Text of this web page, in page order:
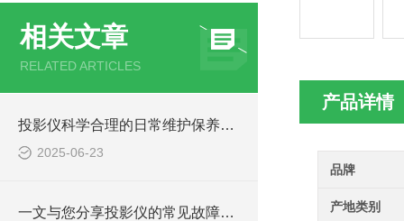
相关文章
RELATED ARTICLES
投影仪科学合理的日常维护保养方法分享
2025-06-23
一文与您分享投影仪的常见故障相应解决方法
产品详情
品牌
产地类别